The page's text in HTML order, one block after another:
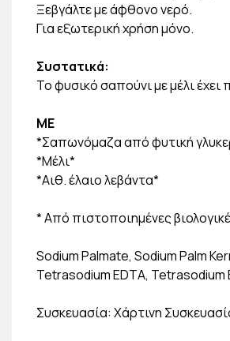
Ξεβγάλτε με άφθονο νερό.
Για εξωτερική χρήση μόνο.
Συστατικά:
Το φυσικό σαπούνι με μέλι
ΜΕ
*Σαπωνόμαζα από φυτική
*Μέλι*
*Αιθ. έλαιο λεβάντα*
* Από πιστοποιημένες
Sodium Palmate, Sodium Palm
Tetrasodium EDTA, Tetrasodium
Συσκευασία: Χάρτινη